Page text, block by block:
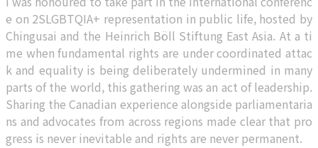
e on 2SLGBTQIA+ representation in public life, hosted by
Chingusai and the Heinrich Böll Stiftung East Asia. At a ti
me when fundamental rights are under coordinated attac
k and equality is being deliberately undermined in many
parts of the world, this gathering was an act of leadership.
Sharing the Canadian experience alongside parliamentaria
ns and advocates from across regions made clear that pro
gress is never inevitable and rights are never permanent.